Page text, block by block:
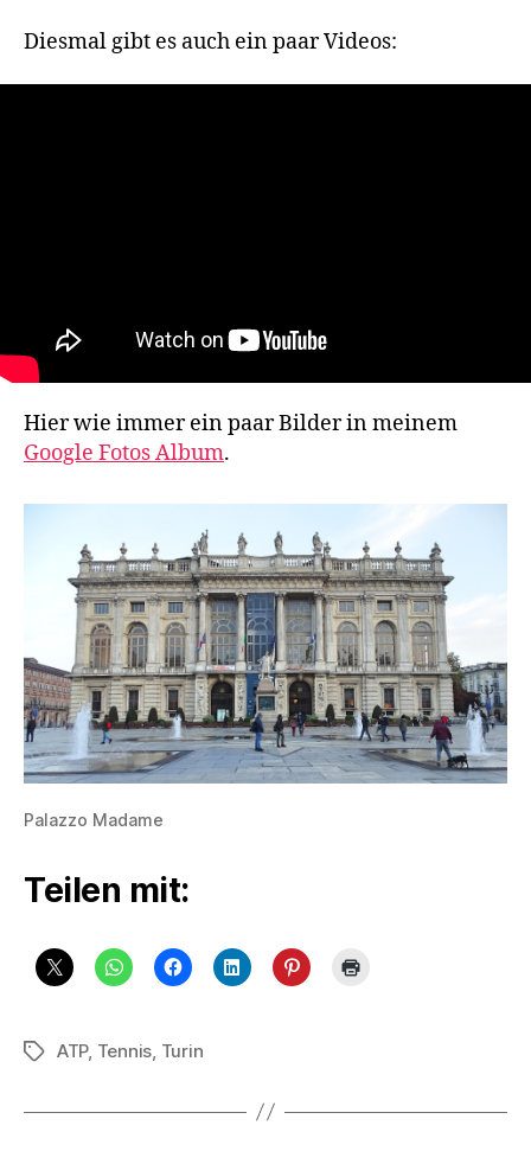
Diesmal gibt es auch ein paar Videos:
Hier wie immer ein paar Bilder in meinem
Google Fotos Album.
Palazzo Madame
Teilen mit:
Schlagwörter
ATP, Tennis Turin